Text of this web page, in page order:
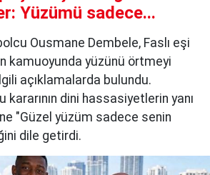
Yüzümü sadece...
Ousmane Dembele, Faslı eşi
kamuoyunda yüzünü örtmeyi
açıklamalarda bulundu.
kararının dini hassasiyetlerin yanı
"Güzel yüzüm sadece senin
dile getirdi.